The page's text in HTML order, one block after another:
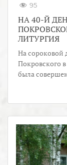
95
НА 40-Й
ЛИТУРГИЯ
На сороковой
Покровского
была